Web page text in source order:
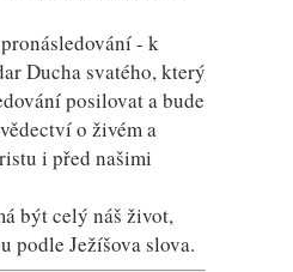
- k
Ducha svatého, který
posilovat a bude
o živém a
i před našimi
být celý náš život,
podle Ježíšova slova.